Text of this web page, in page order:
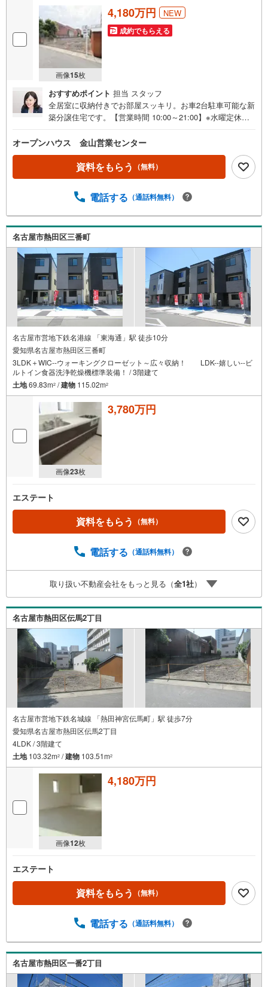
画像15枚
4,180万円 NEW
成約でもらえる
おすすめポイント 担当 スタッフ
全居室に収納付きでお部屋スッキリ。お車2台駐車可能な新
築分譲住宅です。【営業時間 10:00～21:00】※水曜定休上
軽にご連絡ください！現地を見学される場合は「室内・現
地を見学する（無料）」ボタンよりご希望の日時をご記入
いただけますとスムーズにご案内が可能です。◎現地のご
案内について・平日や夜遅い時間帯もご案内が可能 ※定休
いたします。・車でご自宅や最寄り駅等、ご指定の場所ま
◎個別FP相談会 無料物件のご紹介だけでなく住宅ロー
ン・資金のご相談、まずは家探しについて話を聞きたいと
いう方も大歓迎です！年間8000棟以上の限定物件を発表し
ているオープンハウスだから出会える物件が多数ございま
す。ぜひお気軽にご連絡・ご相談ください！※限定物件:当
社のみ、もしくは当社を含めた数社でのみご紹介可能なオ
ープンハウス・ディベロップメントの物件
オープンハウス 金山営業センター
資料をもらう （無料）
電話する （通話料無料）
名古屋市熱田区三番町
名古屋市営地下鉄名港線 「東海通」駅 徒歩10分
愛知県名古屋市熱田区三番町
3LDK＋WIC--ウォーキングクローゼット～広々収納！ LDK--嬉しい--ビ
ルトイン食器洗浄乾燥機標準装備！ / 3階建て
土地69.83m2 /建物 115.02m2
画像23枚
3,780万円
エステート
資料をもらう （無料）
電話する （通話料無料）
取り扱い不動産会社をもっと見る（全1社）
名古屋市熱田区伝馬2丁目
名古屋市営地下鉄名城線 「熱田神宮伝馬町」駅 徒歩7分
愛知県名古屋市熱田区伝馬2丁目
4LDK / 3階建て
土地103.32m2 /建物 103.51m2
画像12枚
4,180万円
エステート
資料をもらう （無料）
電話する （通話料無料）
名古屋市熱田区一番2丁目